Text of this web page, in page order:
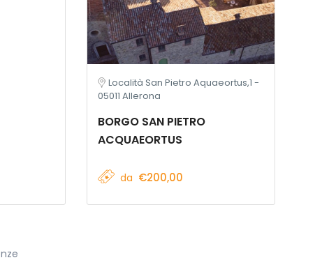
Località San Pietro Aquaeortus,1 -
05011 Allerona
BORGO SAN PIETRO
ACQUAEORTUS
da €200,00